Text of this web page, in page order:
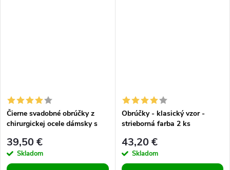
Čierne svadobné obrúčky z
chirurgickej ocele dámsky s
39,50 €
Skladom
Obrúčky - klasický vzor -
strieborná farba 2 ks
43,20 €
Skladom